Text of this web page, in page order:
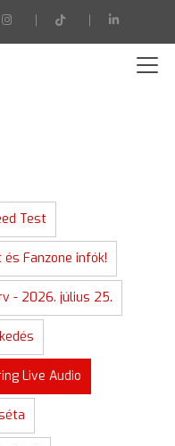
Test
és Fanzone infók!
- 2026. július 25.
Live Audio